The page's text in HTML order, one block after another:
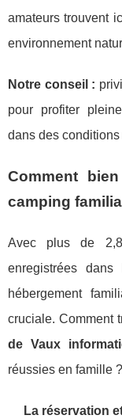
amateurs trouvent
environnement
Notre conseil :
pour profiter
dans des
Comment
camping
Avec plus de
enregistrées
hébergement
cruciale. Comment
de Vaux
réussies en famille ?
La réservation